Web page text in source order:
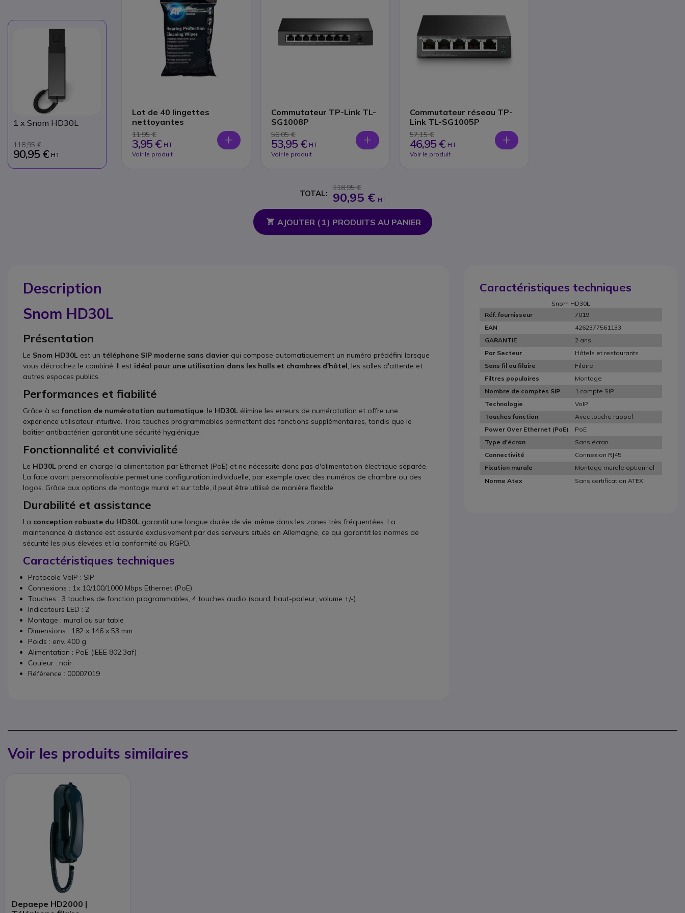
1 x Snom HD30L
118,95 €
90,95 € HT
Lot de 40 lingettes
nettoyantes
11,95 €
3,95 € HT
Voir le produit
Commutateur TP-Link TL-
SG1008P
56,05 €
53,95 € HT
Voir le produit
Commutateur réseau TP-
Link TL-SG1005P
57,15 €
46,95 € HT
Voir le produit
TOTAL:
118,95 €
90,95 € HT
AJOUTER ( 1) PRODUITS AU PANIER
Description
Snom HD30L
Présentation
Le Snom HD30L est un téléphone SIP moderne sans clavier qui compose automatiquement un numéro prédéfini lorsque
vous décrochez le combiné. Il est idéal pour une utilisation dans les halls et chambres d'hôtel, les salles d'attente et
autres espaces publics.
Performances et fiabilité
Grâce à safonction de numérotation automatique, le HD30L élimine les erreurs de numérotation et offre une
expérience utilisateur intuitive. Trois touches programmables permettent des fonctions supplémentaires, tandis que le
boîtier antibactérien garantit une sécurité hygiénique.
Fonctionnalité et convivialité
Le HD30L prend en charge la alimentation par Ethernet (PoE) et ne nécessite donc pas d'alimentation électrique séparée.
La face avant personnalisable permet une configuration individuelle, par exemple avec des numéros de chambre ou des
logos. Grâce aux options de montage mural et sur table, il peut être utilisé de manière flexible.
Durabilité et assistance
La conception robuste du HD30L garantit une longue durée de vie, même dans les zones très fréquentées. La
maintenance à distance est assurée exclusivement par des serveurs situés en Allemagne, ce qui garantit les normes de
sécurité les plus élevées et la conformité au RGPD.
Caractéristiques techniques
Protocole VoIP : SIP
Connexions : 1x 10/100/1000 Mbps Ethernet (PoE)
Touches : 3 touches de fonction programmables, 4 touches audio (sourd, haut-parleur, volume +/-)
Indicateurs LED : 2
Montage : mural ou sur table
Dimensions : 182 x 146 x 53 mm
Poids : env. 400 g
Alimentation : PoE (IEEE 802.3af)
Couleur : noir
Référence : 00007019
Caractéristiques techniques
Snom HD30L
Réf. fournisseur
7019
EAN
4262377561133
GARANTIE
2 ans
Par Secteur
Hôtels et restaurants
Sans fil ou filaire
Filaire
Filtres populaires
Montage
Nombre de comptes SIP
1 compte SIP
Technologie
VoIP
Touches fonction
Avec touche rappel
Power Over Ethernet (PoE)
PoE
Type d'écran
Sans écran
Connectivité
Connexion RJ45
Fixation murale
Montage murale optionnel
Norme Atex
Sans certification ATEX
Voir les produits similaires
Depaepe HD2000 |